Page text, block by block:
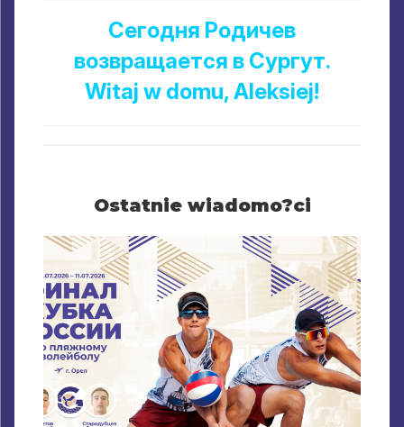
Сегодня Родичев
возвращается в Сургут.
Witaj w domu, Aleksiej!
Ostatnie wiadomo?ci